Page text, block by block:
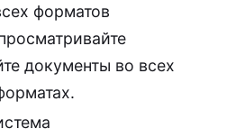
форматов
документы во всех